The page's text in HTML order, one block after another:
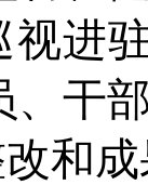
视进
、干
和